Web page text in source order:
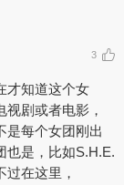
3
才知道这个女
剧或者电影，
是每个女团刚出
也是，比如S.H.E.
在这里，